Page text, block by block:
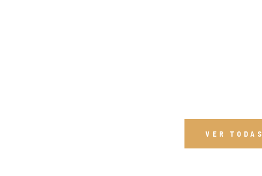
VER TODAS